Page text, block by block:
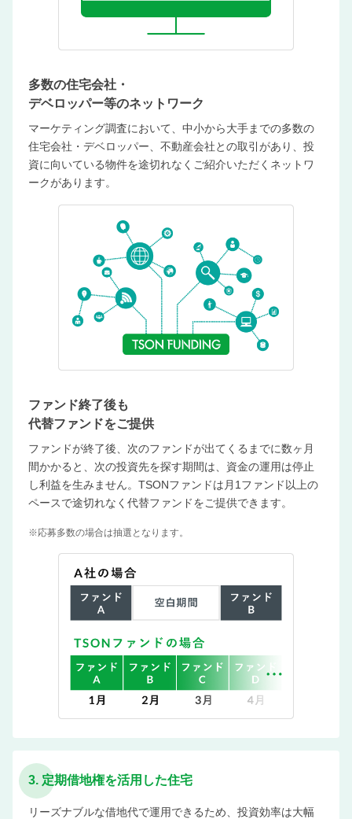
多数の住宅会社・
デベロッパー等のネットワーク
マーケティング調査において、中小から大手までの多数の
住宅会社・デベロッパー、不動産会社との取引があり、投
資に向いている物件を途切れなくご紹介いただくネットワ
ークがあります。
ファンド終了後も
代替ファンドをご提供
ファンドが終了後、次のファンドが出てくるまでに数ヶ月
間かかると、次の投資先を探す期間は、資金の運用は停止
し利益を生みません。TSONファンドは月1ファンド以上の
ペースで途切れなく代替ファンドをご提供できます。
※応募多数の場合は抽選となります。
3. 定期借地権を活用した住宅
リーズナブルな借地代で運用できるため、投資効率は大幅